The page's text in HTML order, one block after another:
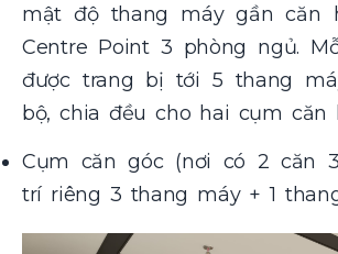
mật độ thang máy gần căn
Centre Point 3 phòng ngủ.
được trang bị tới 5 thang
bộ, chia đều cho hai cụm căn
Cụm căn góc (nơi có 2 căn
trí riêng 3 thang máy + 1